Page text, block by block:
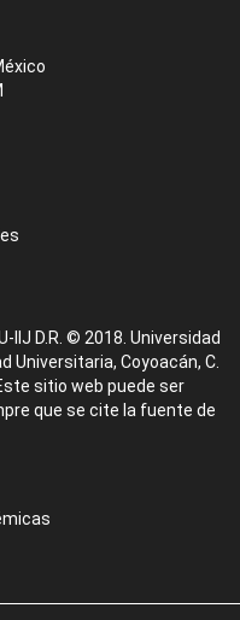
IIJ D.R. © 2018. Universidad
Universitaria, Coyoacán, C.
sitio web puede ser
que se cite la fuente de